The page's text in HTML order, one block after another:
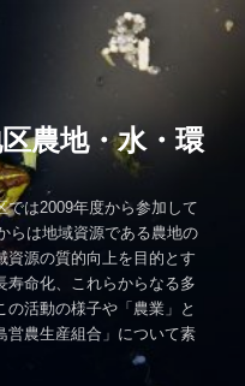
農地・水・環
は2009年度から参加して
らは地域資源である農地の
資源の質的向上を目的とす
寿命化、これらからなる多
活動の様子や「農業」と
営農生産組合」について素